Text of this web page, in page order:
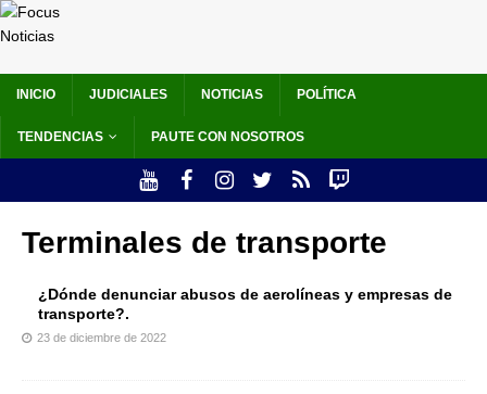
INICIO JUDICIALES NOTICIAS POLÍTICA
TENDENCIAS PAUTE CON NOSOTROS
Terminales de transporte
¿Dónde denunciar abusos de aerolíneas y empresas de
transporte?.
23 de diciembre de 2022